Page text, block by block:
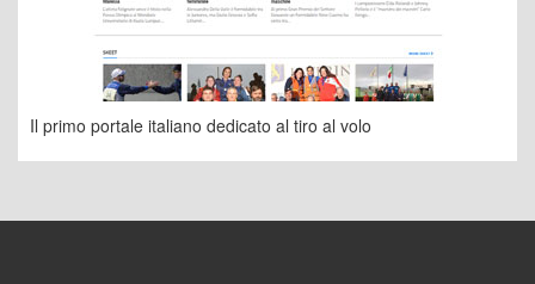
Il primo portale italiano dedicato al tiro al volo